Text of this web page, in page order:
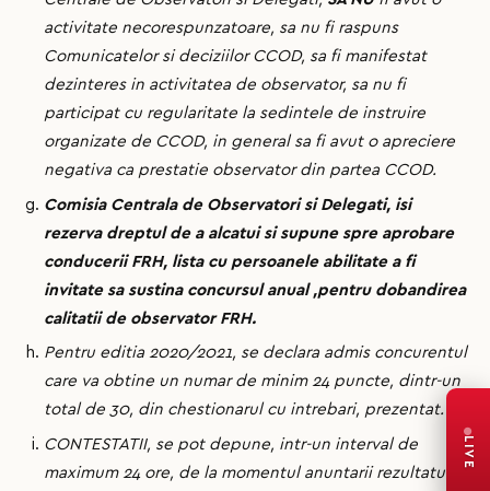
activitate necorespunzatoare, sa nu fi raspuns
Comunicatelor si deciziilor CCOD, sa fi manifestat
dezinteres in activitatea de observator, sa nu fi
participat cu regularitate la sedintele de instruire
organizate de CCOD, in general sa fi avut o apreciere
negativa ca prestatie observator din partea CCOD.
Comisia Centrala de Observatori si Delegati, isi
rezerva dreptul de a alcatui si supune spre aprobare
conducerii FRH, lista cu persoanele abilitate a fi
invitate sa sustina concursul anual ,pentru dobandirea
calitatii de observator FRH.
Pentru editia 2020/2021, se declara admis concurentul
care va obtine un numar de minim 24 puncte, dintr-un
total de 30, din chestionarul cu intrebari, prezentat.
CONTESTATII, se pot depune, intr-un interval de
maximum 24 ore, de la momentul anuntarii rezultatului,
LIVE